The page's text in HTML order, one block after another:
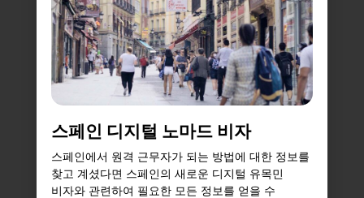
스페인 디지털 노마드 비자
스페인에서 원격 근무자가 되는 방법에 대한 정보를
찾고 계셨다면 스페인의 새로운 디지털 유목민
비자와 관련하여 필요한 모든 정보를 얻을 수